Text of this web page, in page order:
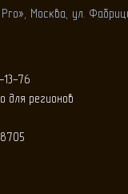
13-76
для регионов
8705
Москва, ул.